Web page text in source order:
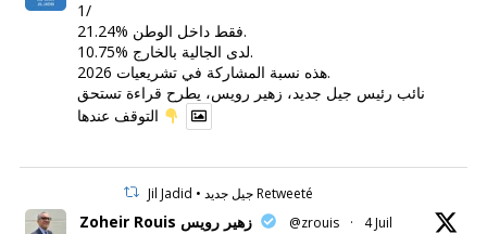
1/
21.24% فقط داخل الوطن.
10.75% لدى الجالية بالخارج.
هذه نسبة المشاركة في تشريعيات 2026.
نائب رئيس جيل جديد، زهير رويس، يطرح قراءة تستحق
Jil Jadid • جيل جديد Retweeté
Zoheir Rouis زهير رويس @zrouis · 4 Juil